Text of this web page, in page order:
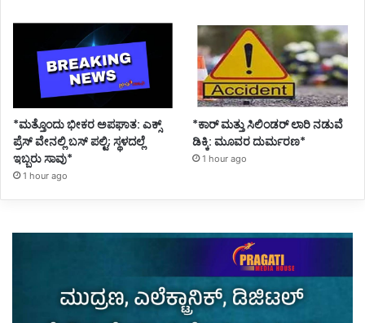
*ಮತ್ತೊಂದು ಭೀಕರ ಅಪಘಾತ: ಎಕ್ಸ್
ಪ್ರೆಸ್ ವೇನಲ್ಲಿ ಬಸ್ ಪಲ್ಟಿ; ಸ್ಥಳದಲ್ಲೆ
ಇಬ್ಬರು ಸಾವು*
1 hour ago
*ಕಾರ್ ಮತ್ತು ಸಿಲಿಂಡ‌ರ್ ಲಾರಿ ನಡುವೆ
ಡಿಕ್ಕಿ: ಮೂವರ ದುರ್ಮರಣ*
1 hour ago